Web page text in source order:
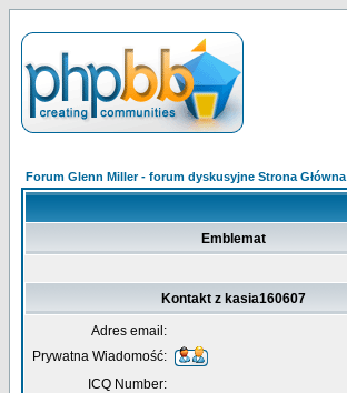
Forum Glenn Miller - forum dyskusyjne Strona Główna
Emblemat
Kontakt z kasia160607
Adres email:
Prywatna Wiadomość:
ICQ Number: